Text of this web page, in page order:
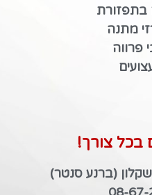
בתפזורת
מתנה
פרווה
בכל צורך!